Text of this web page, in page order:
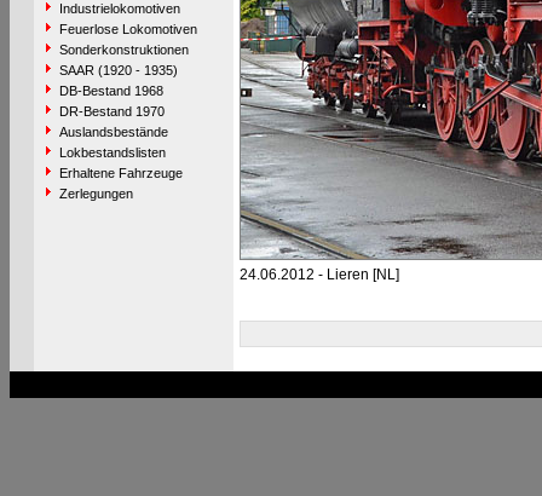
Industrielokomotiven
Feuerlose Lokomotiven
Sonderkonstruktionen
SAAR (1920 - 1935)
DB-Bestand 1968
DR-Bestand 1970
Auslandsbestände
Lokbestandslisten
Erhaltene Fahrzeuge
Zerlegungen
24.06.2012 - Lieren [NL]